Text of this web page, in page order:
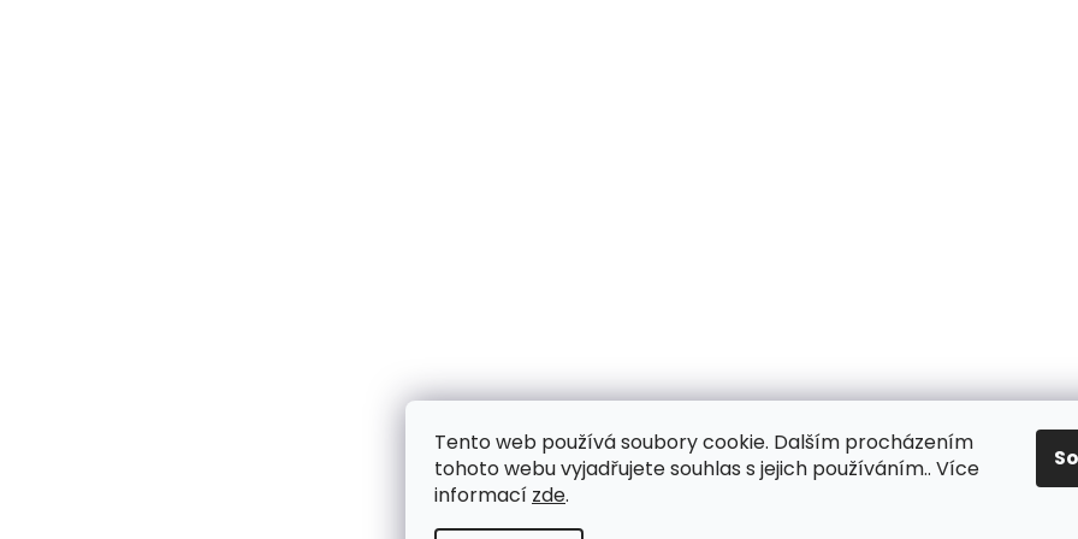
Tento web používá soubory cookie. Dalším procházením
tohoto webu vyjadřujete souhlas s jejich používáním.. Více
informací zde.